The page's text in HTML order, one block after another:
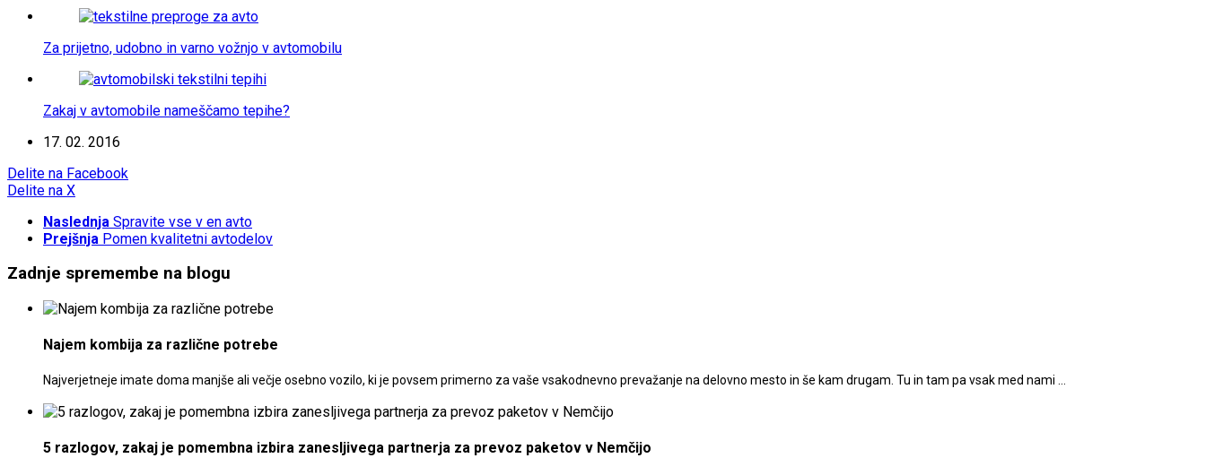
Za prijetno, udobno in varno vožnjo v avtomobilu
Zakaj v avtomobile nameščamo tepihe?
17. 02. 2016
Delite na Facebook
Delite na X
Naslednja Spravite vse v en avto
Prejšnja Pomen kvalitetni avtodelov
Zadnje spremembe na blogu
Najem kombija za različne potrebe
Najverjetneje imate doma manjše ali večje osebno vozilo, ki je povsem primerno za vaše vsakodnevno prevažanje na delovno mesto in še kam drugam. Tu in tam pa vsak med nami …
5 razlogov, zakaj je pomembna izbira zanesljivega partnerja za prevoz paketov v Nemčijo